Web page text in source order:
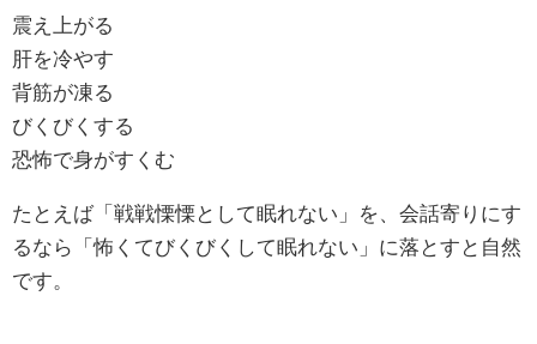
震え上がる
肝を冷やす
背筋が凍る
びくびくする
恐怖で身がすくむ
たとえば「戦戦慄慄として眠れない」を、会話寄りにす
るなら「怖くてびくびくして眠れない」に落とすと自然
です。